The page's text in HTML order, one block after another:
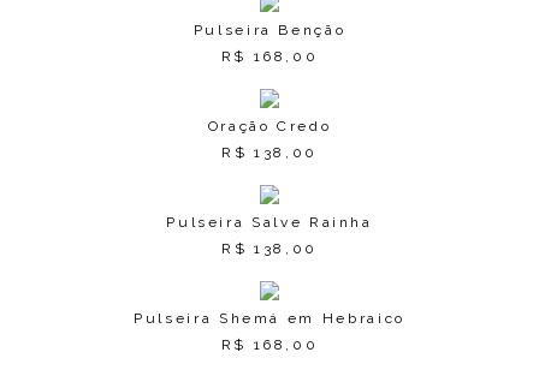
Pulseira Benção
R$
168,00
Oração Credo
R$ 138,00
Pulseira Salve Rainha
R$ 138,00
Pulseira Shemá em Hebraico
R$
168,00